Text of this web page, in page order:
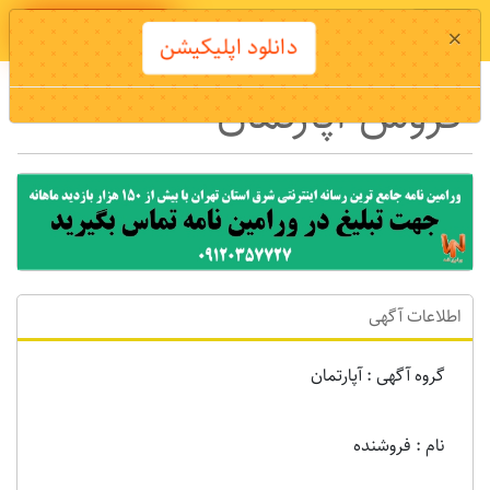
دانلود اپلیکیشن
فروش آپارتمان
اطلاعات آگهی
گروه آگهی : آپارتمان
نام : فروشنده
× دانلود اپلیکیشن